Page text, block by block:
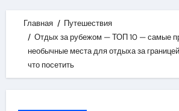
Главная
Путешествия
Отдых за рубежом — ТОП 10 — самые
необычные места для отдыха за
что посетить